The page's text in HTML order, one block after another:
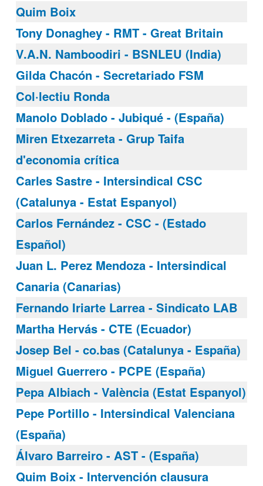
Quim Boix
Tony Donaghey - RMT - Great Britain
V.A.N. Namboodiri - BSNLEU (India)
Gilda Chacón - Secretariado FSM
Col·lectiu Ronda
Manolo Doblado - Jubiqué - (España)
Miren Etxezarreta - Grup Taifa
d'economia crítica
Carles Sastre - Intersindical CSC
(Catalunya - Estat Espanyol)
Carlos Fernández - CSC - (Estado
Español)
Juan L. Perez Mendoza - Intersindical
Canaria (Canarias)
Fernando Iriarte Larrea - Sindicato LAB
Martha Hervás - CTE (Ecuador)
Josep Bel - co.bas (Catalunya - España)
Miguel Guerrero - PCPE (España)
Pepa Albiach - València (Estat Espanyol)
Pepe Portillo - Intersindical Valenciana
(España)
Álvaro Barreiro - AST - (España)
Quim Boix - Intervención clausura